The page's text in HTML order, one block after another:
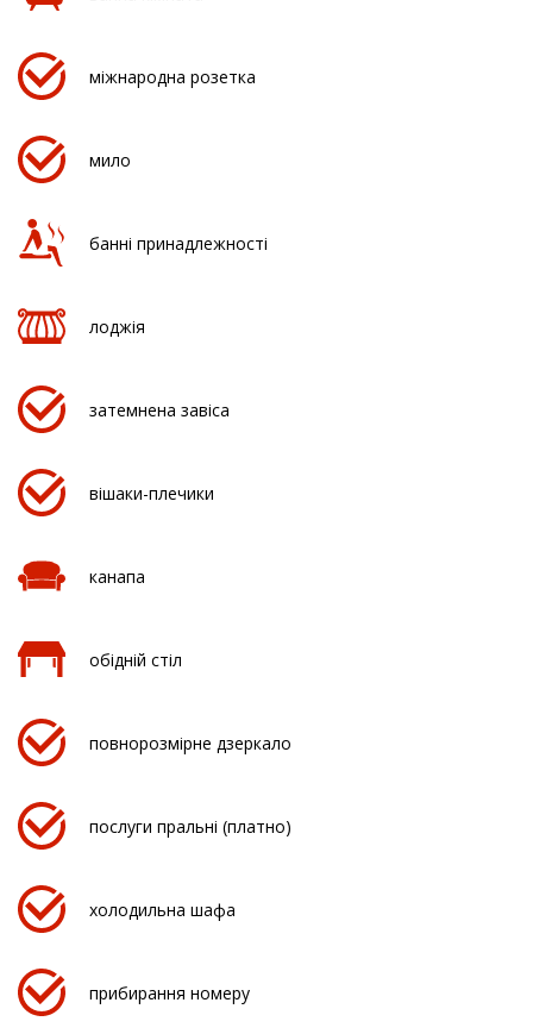
міжнародна розетка
мило
банні принадлежності
лоджія
затемнена завіса
вішаки-плечики
канапа
обідній стіл
повнорозмірне дзеркало
послуги пральні (платно)
холодильна шафа
прибирання номеру